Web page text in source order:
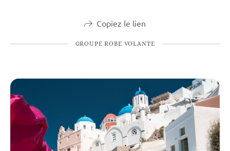
Copiez le lien
GROUPE ROBE VOLANTE